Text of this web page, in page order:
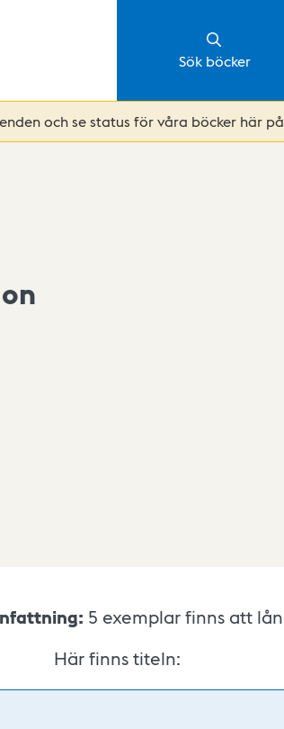
Sök böcker
och se status för våra böcker här
5 exemplar finns att
Här finns titeln: